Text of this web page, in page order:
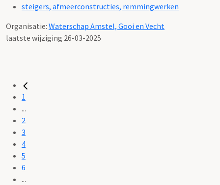
steigers, afmeerconstructies, remmingwerken
Organisatie: Waterschap Amstel, Gooi en Vecht
laatste wijziging 26-03-2025
1
...
2
3
4
5
6
...